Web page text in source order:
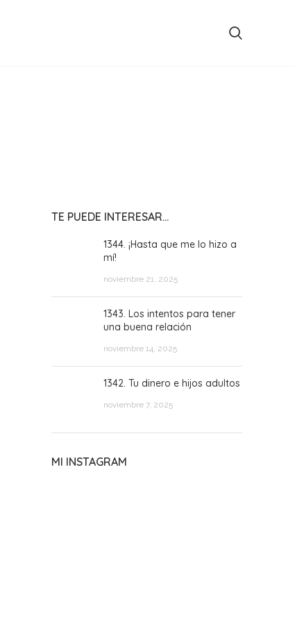
TE PUEDE INTERESAR…
1344. ¡Hasta que me lo hizo a
mí!
noviembre 21, 2025
1343. Los intentos para tener
una buena relación
noviembre 14, 2025
1342. Tu dinero e hijos adultos
noviembre 7, 2025
MI INSTAGRAM